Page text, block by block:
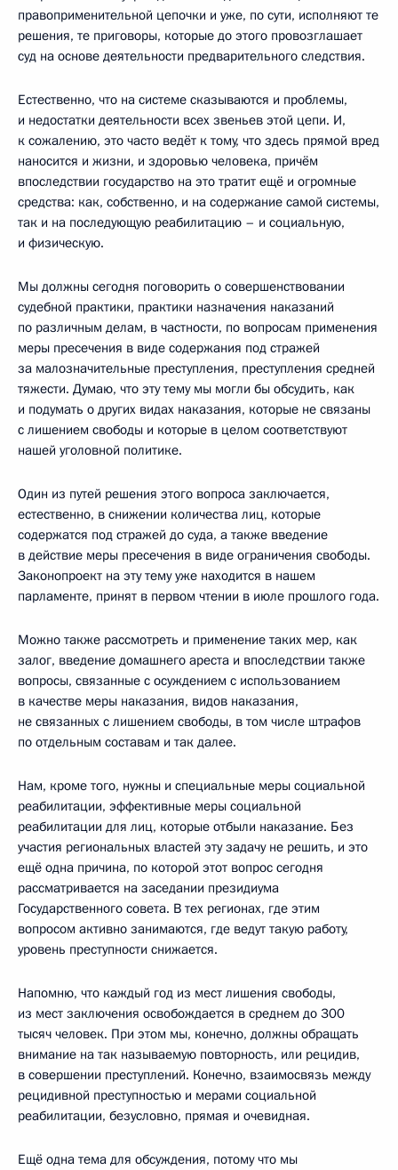
правоприменительной цепочки и уже, по сути, исполняют те
решения, те приговоры, которые до этого провозглашает
суд на основе деятельности предварительного следствия.
Естественно, что на системе сказываются и проблемы,
и недостатки деятельности всех звеньев этой цепи. И,
к сожалению, это часто ведёт к тому, что здесь прямой вред
наносится и жизни, и здоровью человека, причём
впоследствии государство на это тратит ещё и огромные
средства: как, собственно, и на содержание самой системы,
так и на последующую реабилитацию – и социальную,
и физическую.
Мы должны сегодня поговорить о совершенствовании
судебной практики, практики назначения наказаний
по различным делам, в частности, по вопросам применения
меры пресечения в виде содержания под стражей
за малозначительные преступления, преступления средней
тяжести. Думаю, что эту тему мы могли бы обсудить, как
и подумать о других видах наказания, которые не связаны
с лишением свободы и которые в целом соответствуют
нашей уголовной политике.
Один из путей решения этого вопроса заключается,
естественно, в снижении количества лиц, которые
содержатся под стражей до суда, а также введение
в действие меры пресечения в виде ограничения свободы.
Законопроект на эту тему уже находится в нашем
парламенте, принят в первом чтении в июле прошлого года.
Можно также рассмотреть и применение таких мер, как
залог, введение домашнего ареста и впоследствии также
вопросы, связанные с осуждением с использованием
в качестве меры наказания, видов наказания,
не связанных с лишением свободы, в том числе штрафов
по отдельным составам и так далее.
Нам, кроме того, нужны и специальные меры социальной
реабилитации, эффективные меры социальной
реабилитации для лиц, которые отбыли наказание. Без
участия региональных властей эту задачу не решить, и это
ещё одна причина, по которой этот вопрос сегодня
рассматривается на заседании президиума
Государственного совета. В тех регионах, где этим
вопросом активно занимаются, где ведут такую работу,
уровень преступности снижается.
Напомню, что каждый год из мест лишения свободы,
из мест заключения освобождается в среднем до 300
тысяч человек. При этом мы, конечно, должны обращать
внимание на так называемую повторность, или рецидив,
в совершении преступлений. Конечно, взаимосвязь между
рецидивной преступностью и мерами социальной
реабилитации, безусловно, прямая и очевидная.
Ещё одна тема для обсуждения, потому что мы